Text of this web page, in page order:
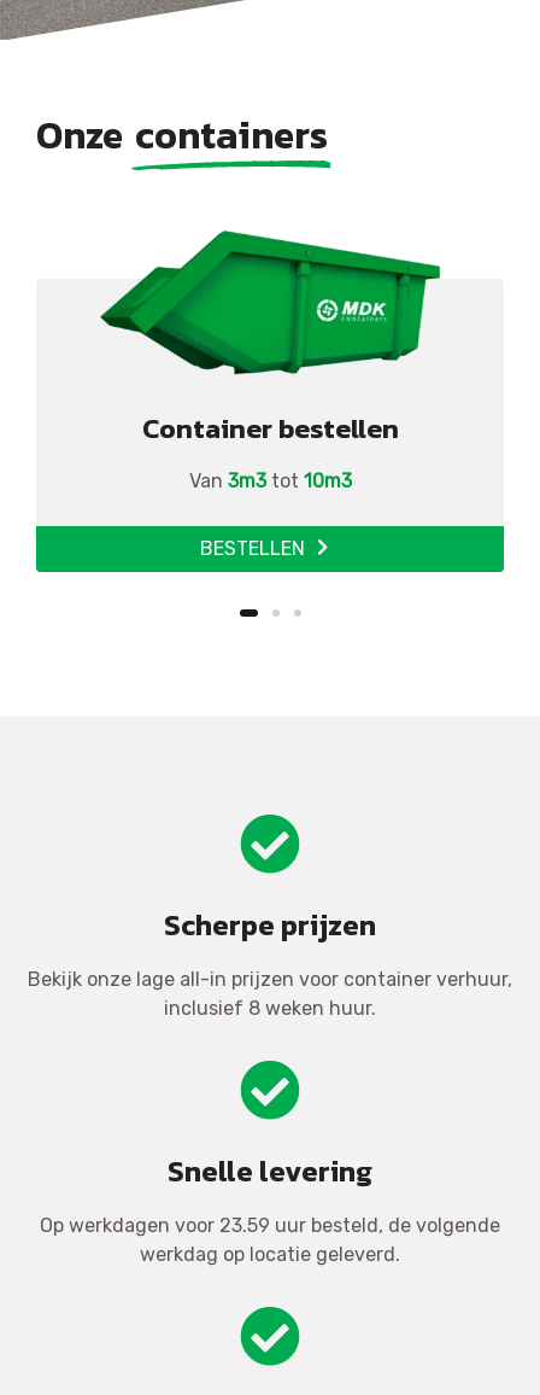
Onze containers
Container bestellen
Van 3m3 tot 10m3
BESTELLEN
Scherpe prijzen
Bekijk onze lage all-in prijzen voor container verhuur,
inclusief 8 weken huur.
Snelle levering
Op werkdagen voor 23.59 uur besteld, de volgende
werkdag op locatie geleverd.